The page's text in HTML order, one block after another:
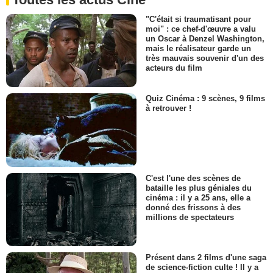
"C'était si traumatisant pour
moi" : ce chef-d'œuvre a valu
un Oscar à Denzel Washington,
mais le réalisateur garde un
très mauvais souvenir d'un des
acteurs du film
Quiz Cinéma : 9 scènes, 9 films
à retrouver !
C'est l'une des scènes de
bataille les plus géniales du
cinéma : il y a 25 ans, elle a
donné des frissons à des
millions de spectateurs
Présent dans 2 films d'une saga
de science-fiction culte ! Il y a